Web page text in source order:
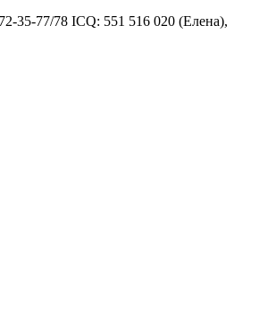
35-77/78 ICQ: 551 516 020 (Елена),